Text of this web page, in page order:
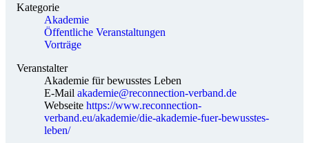
Kategorie
Akademie
Öffentliche Veranstaltungen
Vorträge
Veranstalter
Akademie für bewusstes Leben
E-Mail akademie@reconnection-verband.de
Webseite https://www.reconnection-
verband.eu/akademie/die-akademie-fuer-bewusstes-
leben/